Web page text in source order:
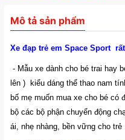
Mô tả sản phẩm
Xe đạp trẻ em Space Sport
- Mẫu xe dành cho bé trai hay
lên ) kiểu dáng thể thao nam
bố mẹ muốn mua xe cho bé có
bộ các bộ phận chuyển động
ái, nhẹ nhàng, bền vững cho trẻ